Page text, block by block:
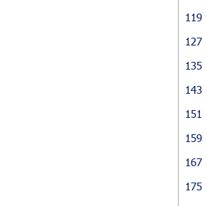
119
127
135
143
151
159
167
175